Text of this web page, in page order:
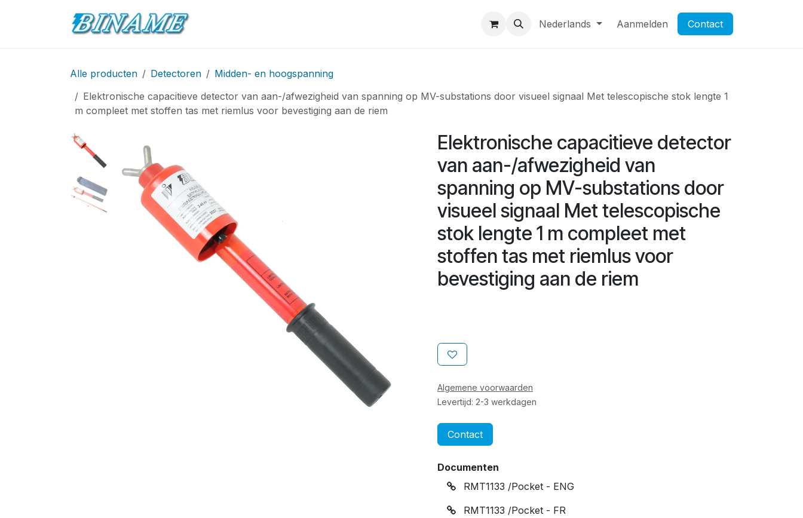
About BINAME Contact Afspraak Opening van een zakelijke rekening
Nederlands Aanmelden Contact
Alle producten Detectoren
Midden- en hoogspanning
Elektronische capacitieve detector van aan-/afwezigheid van spanning op MV-substations door visueel signaal Met telescopische stok lengte 1
m compleet met stoffen tas met riemlus voor bevestiging aan de riem
Elektronische capacitieve detector
van aan-/afwezigheid van
spanning op MV-substations door
visueel signaal Met telescopische
stok lengte 1 m compleet met
stoffen tas met riemlus voor
bevestiging aan de riem
Algemene voorwaarden
Levertijd: 2-3 werkdagen
Contact
Documenten
RMT1133 /Pocket - ENG
RMT1133 /Pocket - FR